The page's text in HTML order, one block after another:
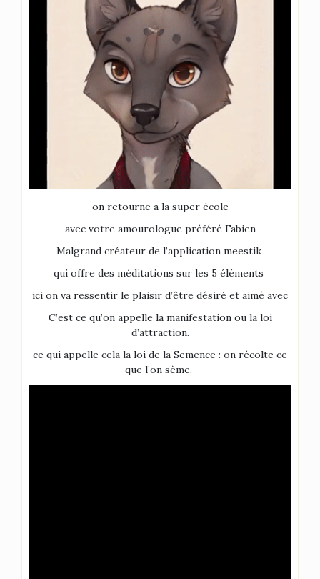
on retourne a la super école
avec votre amourologue préféré Fabien
Malgrand créateur de l’application meestik
qui offre des méditations sur les 5 éléments
ici on va ressentir le plaisir d’être désiré et aimé avec
C’est ce qu’on appelle la manifestation ou la loi
d’attraction.
ce qui appelle cela la loi de la Semence : on récolte ce
que l’on sème.